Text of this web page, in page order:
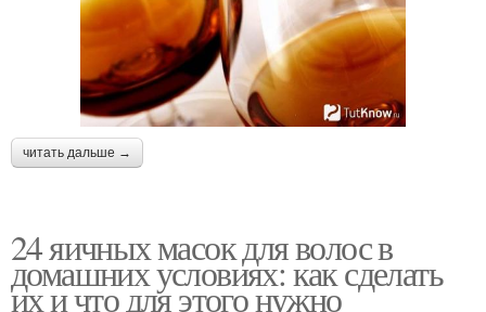
читать дальше →
24 яичных масок для волос в
домашних условиях: как сделать
их и что для этого нужно